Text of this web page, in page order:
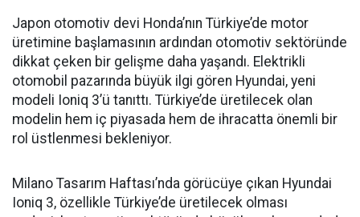
Japon otomotiv devi Honda’nın Türkiye’de motor
üretimine başlamasının ardından otomotiv sektöründe
dikkat çeken bir gelişme daha yaşandı. Elektrikli
otomobil pazarında büyük ilgi gören Hyundai, yeni
modeli Ioniq 3’ü tanıttı. Türkiye’de üretilecek olan
modelin hem iç piyasada hem de ihracatta önemli bir
rol üstlenmesi bekleniyor.
Milano Tasarım Haftası’nda görücüye çıkan Hyundai
Ioniq 3, özellikle Türkiye’de üretilecek olması